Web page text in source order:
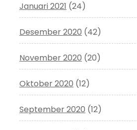
Januari 2021 (24)
Desember 2020 (42)
November 2020 (20)
Oktober 2020 (12)
September 2020 (12)